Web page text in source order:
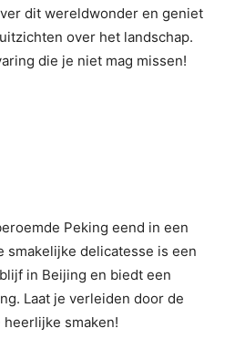
dit wereldwonder en geniet
over het landschap.
die je niet mag missen!
Peking eend in een
smakelijke delicatesse is een
in Beijing en biedt een
Laat je verleiden door de
smaken!